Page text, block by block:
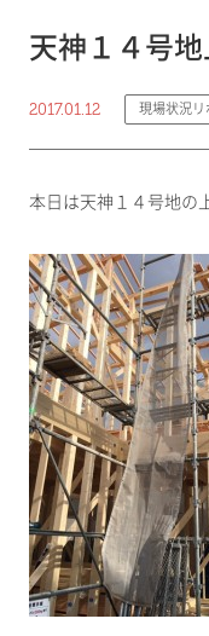
天神１４号
2017.01.12 現場状況リ
本日は天神１４号地の